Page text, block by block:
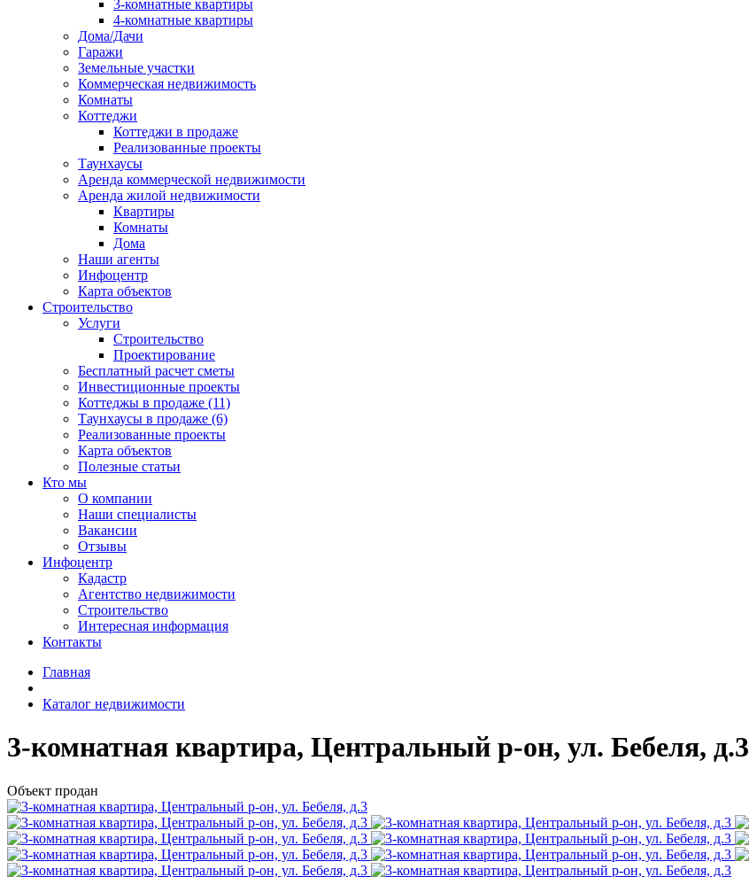
3-комнатные квартиры
4-комнатные квартиры
Дома/Дачи
Гаражи
Земельные участки
Коммерческая недвижимость
Комнаты
Коттеджи
Коттеджи в продаже
Реализованные проекты
Таунхаусы
Аренда коммерческой недвижимости
Аренда жилой недвижимости
Квартиры
Комнаты
Дома
Наши агенты
Инфоцентр
Карта объектов
Строительство
Услуги
Строительство
Проектирование
Бесплатный расчет сметы
Инвестиционные проекты
Коттеджы в продаже (11)
Таунхаусы в продаже (6)
Реализованные проекты
Карта объектов
Полезные статьи
Кто мы
О компании
Наши специалисты
Вакансии
Отзывы
Инфоцентр
Кадастр
Агентство недвижимости
Строительство
Интересная информация
Контакты
Главная
Каталог недвижимости
3-комнатная квартира, Центральный р-он, ул. Бебеля, д.3
Объект продан